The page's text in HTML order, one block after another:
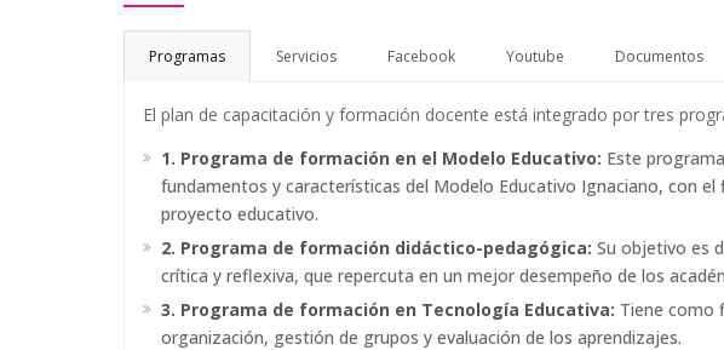
Programas Servicios Facebook Youtube Documentos
El plan de capacitación y formación docente está integrado por tres
1. Programa de formación en el Modelo Educativo: Este
fundamentos y características del Modelo Educativo Ignaciano, con
proyecto educativo.
2. Programa de formación didáctico-pedagógica: Su objetivo es
crítica y reflexiva, que repercuta en un mejor desempeño de los
3. Programa de formación en Tecnología Educativa: Tiene como
organización, gestión de grupos y evaluación de los aprendizajes.